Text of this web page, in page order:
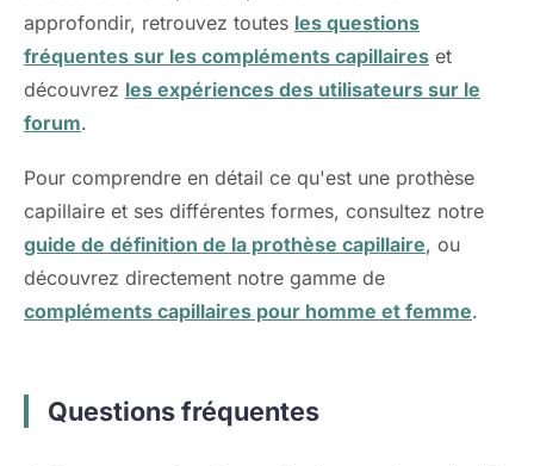
approfondir, retrouvez toutes les questions
fréquentes sur les compléments capillaires et
découvrez les expériences des utilisateurs sur le
forum.
Pour comprendre en détail ce qu'est une prothèse
capillaire et ses différentes formes, consultez notre
guide de définition de la prothèse capillaire, ou
découvrez directement notre gamme de
compléments capillaires pour homme et femme.
Questions fréquentes